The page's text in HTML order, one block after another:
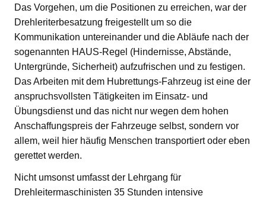
Das Vorgehen, um die Positionen zu erreichen, war der
Drehleriterbesatzung freigestellt um so die
Kommunikation untereinander und die Abläufe nach der
sogenannten HAUS-Regel (Hindernisse, Abstände,
Untergründe, Sicherheit) aufzufrischen und zu festigen.
Das Arbeiten mit dem Hubrettungs-Fahrzeug ist eine der
anspruchsvollsten Tätigkeiten im Einsatz- und
Übungsdienst und das nicht nur wegen dem hohen
Anschaffungspreis der Fahrzeuge selbst, sondern vor
allem, weil hier häufig Menschen transportiert oder eben
gerettet werden.
Nicht umsonst umfasst der Lehrgang für
Drehleitermaschinisten 35 Stunden intensive